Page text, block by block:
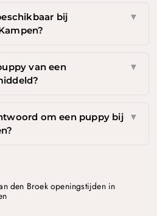
bij
▼
van een
▼
om een puppy bij
▼
den Broek openingstijden in